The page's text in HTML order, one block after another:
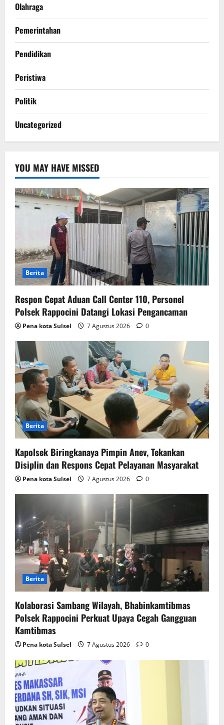
Olahraga
Pemerintahan
Pendidikan
Peristiwa
Politik
Uncategorized
YOU MAY HAVE MISSED
Berita
Respon Cepat Aduan Call Center 110, Personel
Polsek Rappocini Datangi Lokasi Pengancaman
Pena kota Sulsel 7 Agustus 2026 0
Berita
Kapolsek Biringkanaya Pimpin Anev, Tekankan
Disiplin dan Respons Cepat Pelayanan Masyarakat
Pena kota Sulsel 7 Agustus 2026 0
Berita
Kolaborasi Sambang Wilayah, Bhabinkamtibmas
Polsek Rappocini Perkuat Upaya Cegah Gangguan
Kamtibmas
Pena kota Sulsel 7 Agustus 2026 0